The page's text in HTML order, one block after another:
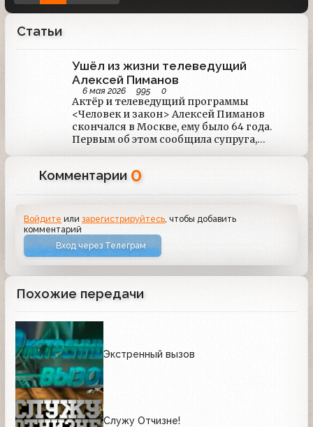
Статьи
Ушёл из жизни телеведущий
Алексей Пиманов
6 мая 2026 995 0
Актёр и телеведущий программы
<Человек и закон> Алексей Пиманов
скончался в Москве, ему было 64 года.
Первым об этом сообщила супруга,
актриса Ольга Погодина. Причина смерти:
Комментарии 0
Войдите илизарегистрируйтесь , чтобы добавить
комментарий
Вход через Телеграм
Похожие передачи
Экстренный вызов
Служу Отчизне!